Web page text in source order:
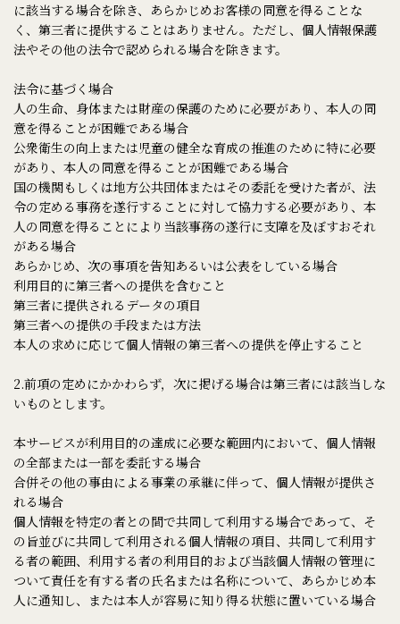
に該当する場合を除き、あらかじめお客様の同意を得ることな
く、第三者に提供することはありません。ただし、個人情報保護
法やその他の法令で認められる場合を除きます。
法令に基づく場合
人の生命、身体または財産の保護のために必要があり、本人の同
意を得ることが困難である場合
公衆衛生の向上または児童の健全な育成の推進のために特に必要
があり、本人の同意を得ることが困難である場合
国の機関もしくは地方公共団体またはその委託を受けた者が、法
令の定める事務を遂行することに対して協力する必要があり、本
人の同意を得ることにより当該事務の遂行に支障を及ぼすおそれ
がある場合
あらかじめ、次の事項を告知あるいは公表をしている場合
利用目的に第三者への提供を含むこと
第三者に提供されるデータの項目
第三者への提供の手段または方法
本人の求めに応じて個人情報の第三者への提供を停止すること
2.前項の定めにかかわらず，次に掲げる場合は第三者には該当しな
いものとします。
本サービスが利用目的の達成に必要な範囲内において、個人情報
の全部または一部を委託する場合
合併その他の事由による事業の承継に伴って、個人情報が提供さ
れる場合
個人情報を特定の者との間で共同して利用する場合であって、そ
の旨並びに共同して利用される個人情報の項目、共同して利用す
る者の範囲、利用する者の利用目的および当該個人情報の管理に
ついて責任を有する者の氏名または名称について、あらかじめ本
人に通知し、または本人が容易に知り得る状態に置いている場合